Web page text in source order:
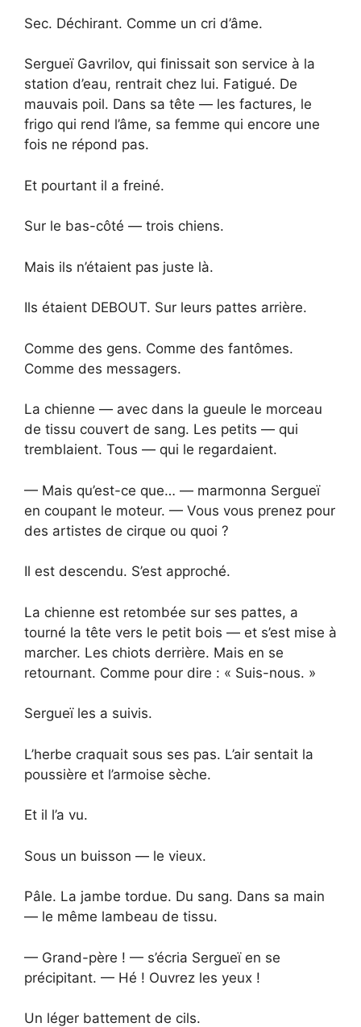
Sec. Déchirant. Comme un cri d’âme.
Sergueï Gavrilov, qui finissait son service à la
station d’eau, rentrait chez lui. Fatigué. De
mauvais poil. Dans sa tête — les factures, le
frigo qui rend l’âme, sa femme qui encore une
fois ne répond pas.
Et pourtant il a freiné.
Sur le bas-côté — trois chiens.
Mais ils n’étaient pas juste là.
Ils étaient DEBOUT. Sur leurs pattes arrière.
Comme des gens. Comme des fantômes.
Comme des messagers.
La chienne — avec dans la gueule le morceau
de tissu couvert de sang. Les petits — qui
tremblaient. Tous — qui le regardaient.
— Mais qu’est-ce que… — marmonna Sergueï
en coupant le moteur. — Vous vous prenez pour
des artistes de cirque ou quoi ?
Il est descendu. S’est approché.
La chienne est retombée sur ses pattes, a
tourné la tête vers le petit bois — et s’est mise à
marcher. Les chiots derrière. Mais en se
retournant. Comme pour dire : « Suis-nous. »
Sergueï les a suivis.
L’herbe craquait sous ses pas. L’air sentait la
poussière et l’armoise sèche.
Et il l’a vu.
Sous un buisson — le vieux.
Pâle. La jambe tordue. Du sang. Dans sa main
— le même lambeau de tissu.
— Grand-père ! — s’écria Sergueï en se
précipitant. — Hé ! Ouvrez les yeux !
Un léger battement de cils.